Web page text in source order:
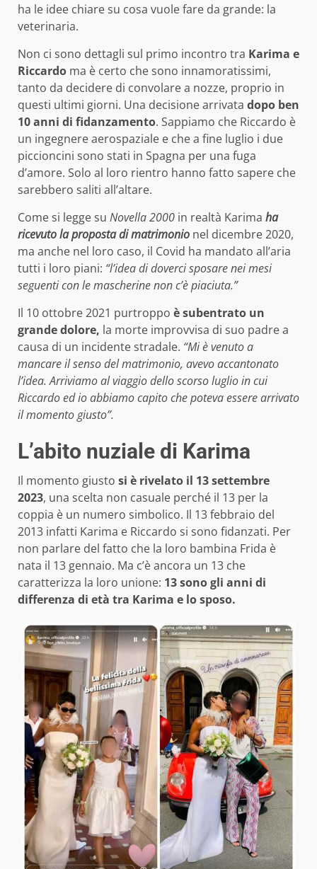
ha le idee chiare su cosa vuole fare da grande: la
veterinaria.
Non ci sono dettagli sul primo incontro tra Karima e
Riccardo ma è certo che sono innamoratissimi,
tanto da decidere di convolare a nozze, proprio in
questi ultimi giorni. Una decisione arrivata dopo ben
10 anni di fidanzamento. Sappiamo che Riccardo è
un ingegnere aerospaziale e che a fine luglio i due
piccioncini sono stati in Spagna per una fuga
d’amore. Solo al loro rientro hanno fatto sapere che
sarebbero saliti all’altare.
Come si legge su Novella 2000 in realtà Karima ha
ricevuto la proposta di matrimonio nel dicembre 2020,
ma anche nel loro caso, il Covid ha mandato all’aria
tutti i loro piani: “l’idea di doverci sposare nei mesi
seguenti con le mascherine non c’è piaciuta.”
Il 10 ottobre 2021 purtroppo è subentrato un
grande dolore, la morte improvvisa di suo padre a
causa di un incidente stradale. “Mi è venuto a
mancare il senso del matrimonio, avevo accantonato
l’idea. Arriviamo al viaggio dello scorso luglio in cui
Riccardo ed io abbiamo capito che poteva essere arrivato
il momento giusto”.
L’abito nuziale di Karima
Il momento giusto si è rivelato il 13 settembre
2023, una scelta non casuale perché il 13 per la
coppia è un numero simbolico. Il 13 febbraio del
2013 infatti Karima e Riccardo si sono fidanzati. Per
non parlare del fatto che la loro bambina Frida è
nata il 13 gennaio. Ma c’è ancora un 13 che
caratterizza la loro unione: 13 sono gli anni di
differenza di età tra Karima e lo sposo.